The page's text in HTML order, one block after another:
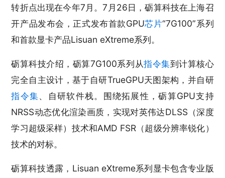
转折点出现在今年7月。7月26日，砺算科技在上海召
开产品发布会，正式发布首款GPU芯片“7G100”系列
和首款显卡产品Lisuan eXtreme系列。
砺算科技介绍，砺算7G100系列从指令集到计算核心
完全自主设计，基于自研TrueGPU天图架构，并自研
指令集、自研软件栈。围绕拓展性，砺算GPU支持
NRSS动态优化渲染画质，实现对英伟达DLSS（深度
学习超级采样）技术和AMD FSR（超级分辨率锐化）
技术的对标。
砺算科技透露，Lisuan eXtreme系列显卡包含专业版